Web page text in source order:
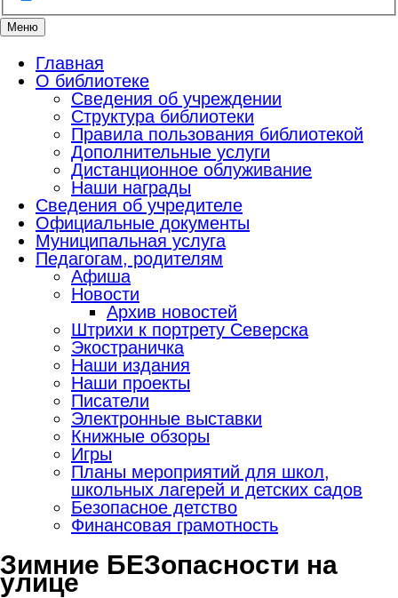
Меню
Главная
О библиотеке
Сведения об учреждении
Структура библиотеки
Правила пользования библиотекой
Дополнительные услуги
Дистанционное облуживание
Наши награды
Сведения об учредителе
Официальные документы
Муниципальная услуга
Педагогам, родителям
Афиша
Новости
Архив новостей
Штрихи к портрету Северска
Экостраничка
Наши издания
Наши проекты
Писатели
Электронные выставки
Книжные обзоры
Игры
Планы мероприятий для школ,
школьных лагерей и детских садов
Безопасное детство
Финансовая грамотность
Зимние БЕЗопасности на
улице